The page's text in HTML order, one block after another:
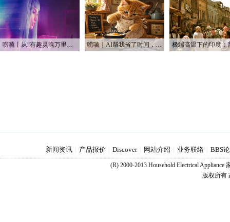
唠嗑丨从“有趣灵魂万里挑一”到“赛博恋人一键定制” 唠嗑｜AI帮我省了时间，也帮我烧光了Token
新闻资讯 产品报价 Discover 网站介绍 业务联络 BBS
(R) 2000-2013 Household Electrical
版权所有